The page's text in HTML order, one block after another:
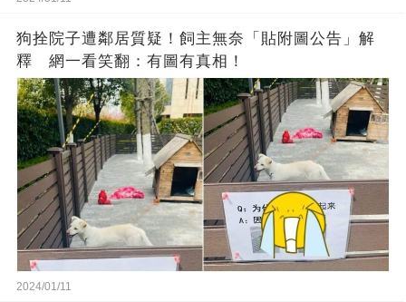
狗拴院子遭鄰居質疑！飼主無奈「貼附圖公告」解
釋 網一看笑翻：有圖有真相！
2024/01/11